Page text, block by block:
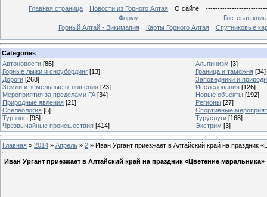
Главная страница Новости из Горного Алтая О сайте
------------------------------
Форум ------------------------------
Гостевая
Горный Алтай - Викимапия
Карты Горного Алтая Спутниковые
Categories
Автоновости [86] Альпинизм [3]
Горные лыжи и сноубординг [13] Граница и таможня [34]
Дороги [268]
Заповедники и
Земли и земельные отношения [23] Исследования [126]
Мероприятия за пределами ГА [34] Новые объекты [192]
Природные явления [21] Регионы [27]
Спелеология [5]
Спортивные
Турзоны [95] Туруслуги [168]
Чрезвычайные происшествия [414] Экстрим [3]
Главная » 2014 » Апрель » 2 » Иван Ургант приезжает в Алтайский край на праздник
Иван Ургант приезжает в Алтайский край на праздник «Цветение маральника»